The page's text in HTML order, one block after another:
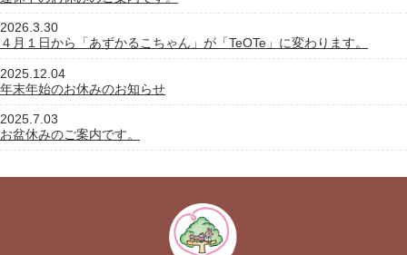
2026.3.30
４月１日から「あずかるこちゃん」が「TeOTe」に変わります。
2025.12.04
年末年始のお休みのお知らせ
2025.7.03
お盆休みのご案内です。